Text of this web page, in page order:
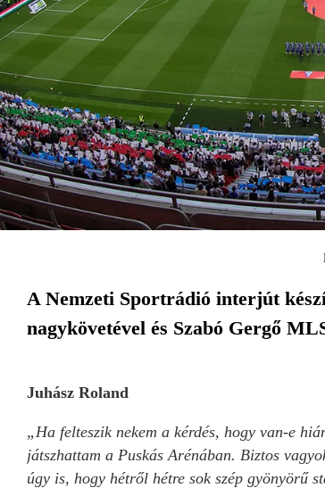
A Nemzeti Sportrádió interjút
nagykövetével és Szabó Gergő
Juhász Roland
„Ha felteszik nekem a kérdés, hogy van-e
játszhattam a Puskás Arénában. Biztos
úgy is, hogy hétről hétre sok szép gyönyörű